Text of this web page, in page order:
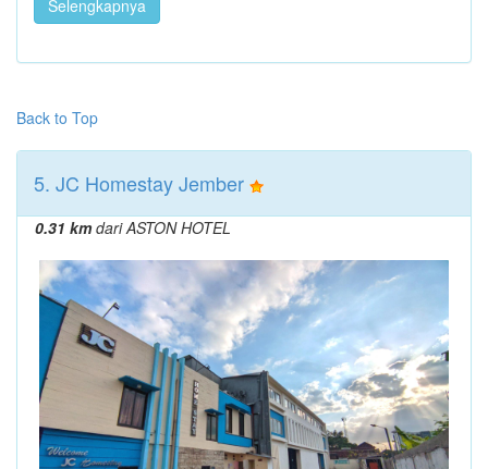
Selengkapnya
Back to Top
5. JC Homestay Jember
0.31 kmdari ASTON HOTEL